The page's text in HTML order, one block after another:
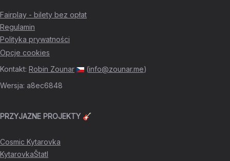
Fairplay - bilety bez opłat
Regulamin
Polityka prywatności
Opcje cookies
Kontakt: Robin Zounar (info@zounar.me)
Wersja: a8ec6848
PRZYJAZNE PROJEKTY 🎸
Cosmic Kytarovka
KytarovkaŠtatl